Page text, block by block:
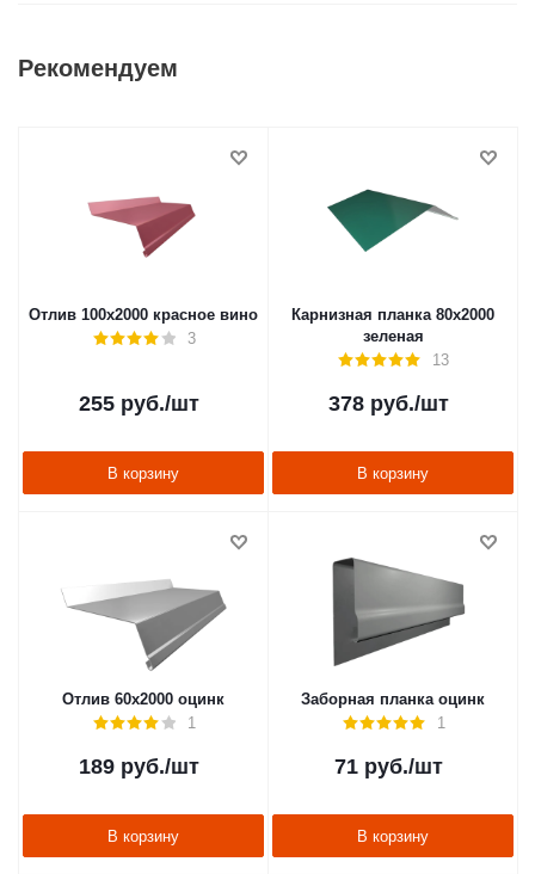
Рекомендуем
Отлив 100х2000 красное вино
3
255 руб./шт
В корзину
Карнизная планка 80х2000
зеленая
13
378 руб./шт
В корзину
Отлив 60х2000 оцинк
1
189 руб./шт
В корзину
Заборная планка оцинк
1
71 руб./шт
В корзину